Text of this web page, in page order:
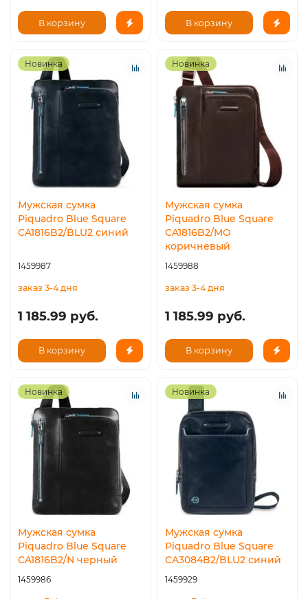
В корзину В корзину
Новинка
Мужская сумка
Piquadro Blue Square
CA1816B2/BLU2 синий
1459987
заказ 3-4 дня
1 185.99 руб.
В корзину
Новинка
Мужская сумка
Piquadro Blue Square
CA1816B2/MO
коричневый
1459988
заказ 3-4 дня
1 185.99 руб.
В корзину
Новинка
Мужская сумка
Piquadro Blue Square
CA1816B2/N черный
1459986
Новинка
Мужская сумка
Piquadro Blue Square
CA3084B2/BLU2 синий
1459929